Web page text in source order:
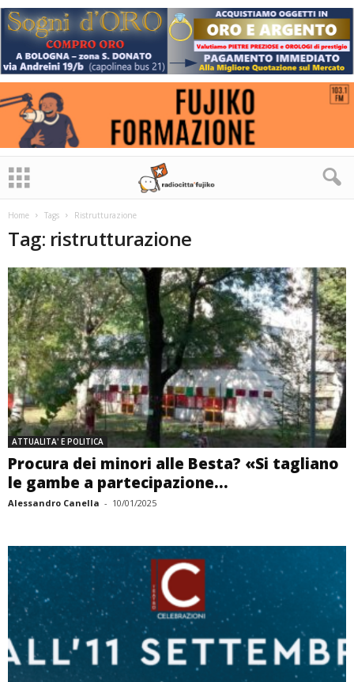
Home Tags Ristrutturazione
Tag: ristrutturazione
ATTUALITA' E POLITICA
Procura dei minori alle Besta? «Si tagliano
le gambe a partecipazione...
Alessandro Canella - 10/01/2025